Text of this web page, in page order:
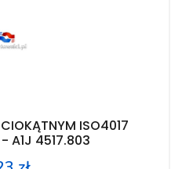
ISO4017
A1J 4517.803